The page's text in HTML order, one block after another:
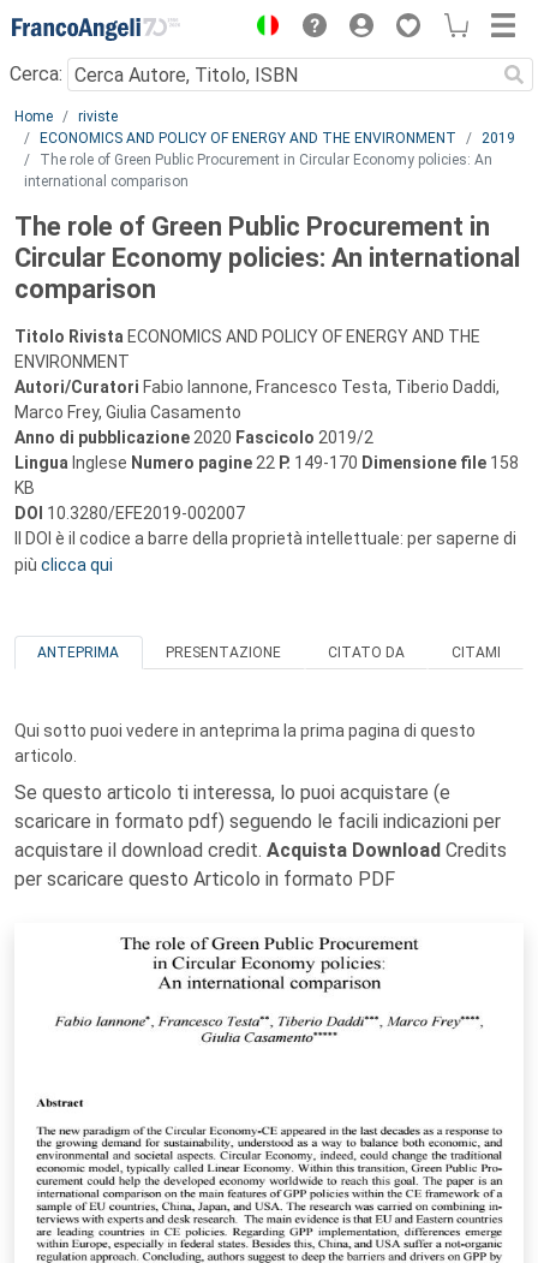
Menu
Cerca:
Main content
Home
riviste
ECONOMICS AND POLICY OF ENERGY AND THE ENVIRONMENT
2019
The role of Green Public Procurement in Circular Economy policies: An
international comparison
The role of Green Public Procurement in
Circular Economy policies: An international
comparison
Titolo Rivista ECONOMICS AND POLICY OF ENERGY AND THE
ENVIRONMENT
Autori/Curatori Fabio Iannone, Francesco Testa, Tiberio Daddi,
Marco Frey, Giulia Casamento
Anno di pubblicazione 2020 Fascicolo 2019/2
Lingua Inglese Numero pagine 22 P. 149-170 Dimensione file 158
KB
DOI 10.3280/EFE2019-002007
Il DOI è il codice a barre della proprietà intellettuale: per saperne di
più clicca qui
ANTEPRIMA PRESENTAZIONE CITATO DA CITAMI
Qui sotto puoi vedere in anteprima la prima pagina di questo
articolo.
Se questo articolo ti interessa, lo puoi acquistare (e
scaricare in formato pdf) seguendo le facili indicazioni per
acquistare il download credit. Acquista Download Credits
per scaricare questo Articolo in formato PDF